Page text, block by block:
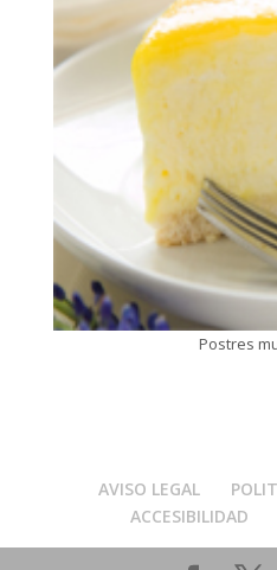
Postres
AVISO LEGAL
ACCESIBILIDAD